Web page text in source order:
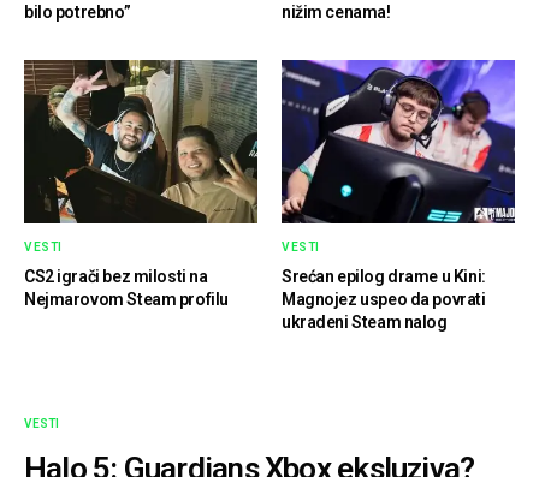
bilo potrebno”
nižim cenama!
VESTI
CS2 igrači bez milosti na
Nejmarovom Steam profilu
VESTI
Srećan epilog drame u Kini:
Magnojez uspeo da povrati
ukradeni Steam nalog
VESTI
Halo 5: Guardians Xbox eksluziva?